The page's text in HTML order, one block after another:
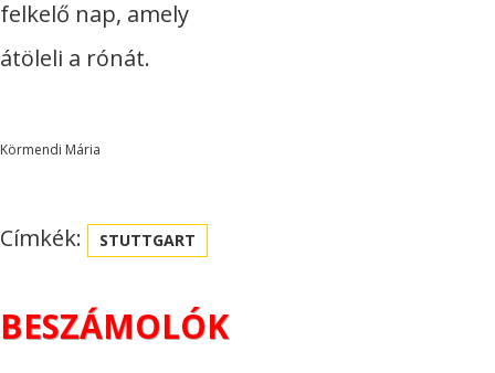
felkelő nap, amely
átöleli a rónát.
Körmendi Mária
Címkék: STUTTGART
BESZÁMOLÓK